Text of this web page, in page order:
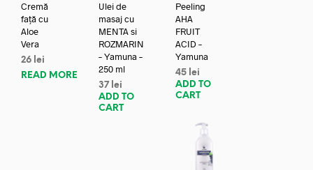
Cremă
față cu
Aloe
Vera
26 lei
READ MORE
Ulei de
masaj cu
MENTA si
ROZMARIN
– Yamuna –
250 ml
37 lei
ADD TO
CART
Peeling
AHA
FRUIT
ACID –
Yamuna
45 lei
ADD TO
CART